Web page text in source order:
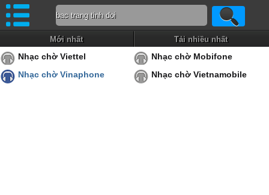
Mới nhất Tải nhiều nhất
Nhạc chờ Viettel
Nhạc chờ Mobifone
Nhạc chờ Vinaphone
Nhạc chờ Vietnamobile